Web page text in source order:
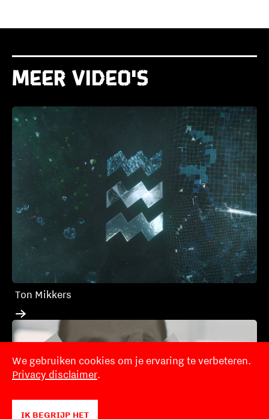
Meer video's
Ton Mikkers
We gebruiken cookies om je ervaring te verbeteren.
Privacy disclaimer.
IK BEGRIJP HET